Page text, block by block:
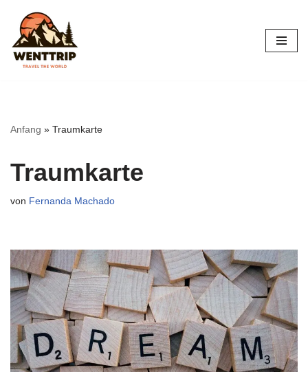
Zum
Inhalt
springen
Anfang » Traumkarte
Traumkarte
von Fernanda Machado